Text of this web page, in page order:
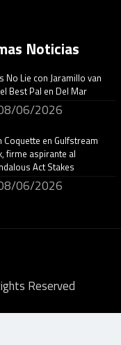
Noticias
No Lie con Jaramillo van
Best Pal en Del Mar
06/2026
Coquette en Gulfstream
firme aspirante al
Act Stakes
06/2026
Reserved